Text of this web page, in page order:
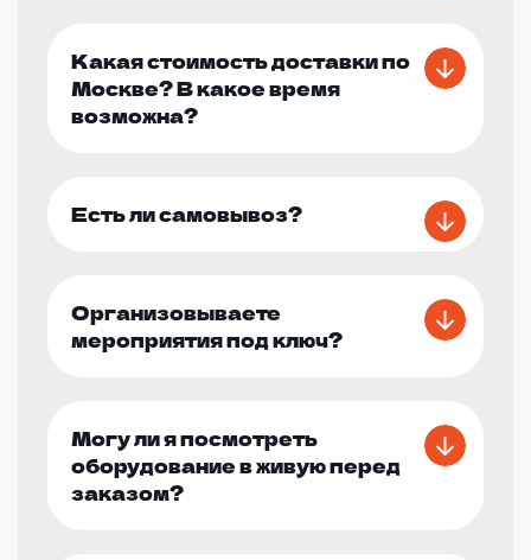
Какая стоимость доставки по
Москве? В какое время
возможна?
Есть ли самовывоз?
Организовываете
мероприятия под ключ?
Могу ли я посмотреть
оборудование в живую перед
заказом?